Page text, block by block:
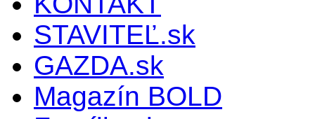
STAVITEĽ.sk
GAZDA.sk
Magazín BOLD